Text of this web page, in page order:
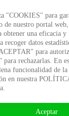
-
"COOKIES" para
de nuestro portal
obtener una eficacia y
recoger datos
para
rechazarlas. En
funcionalidad de la
en nuestra
Aceptar